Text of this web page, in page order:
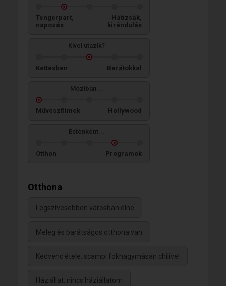
Tengerpart,
napozás
Hátizsák,
kirándulás
Kivel utazik?
Kettesben Barátokkal
Moziban...
Művészfilmek Hollywood
Esténként...
Otthon Programok
Otthona
Legszívesebben városban élne
Meleg és barátságos otthona van
Kedvenc étele: scampi fokhagymásan chilivel
Háziállat: nincs háziállatom